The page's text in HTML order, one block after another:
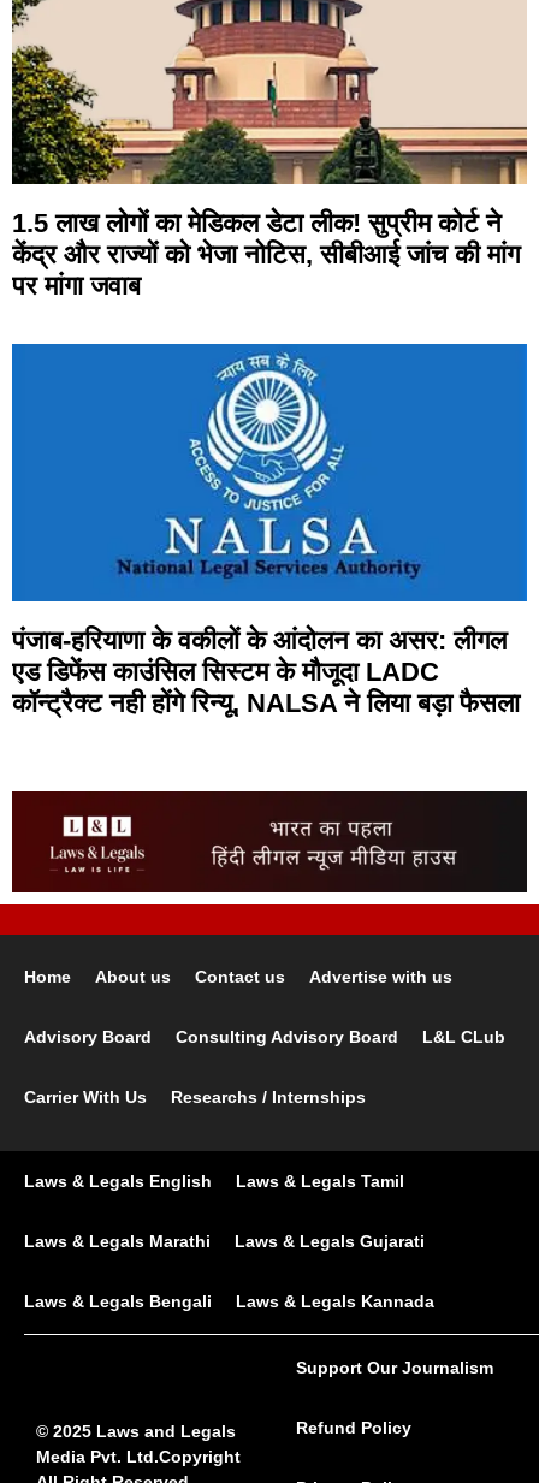
1.5 लाख लोगों का मेडिकल डेटा लीक! सुप्रीम कोर्ट ने
केंद्र और राज्यों को भेजा नोटिस, सीबीआई जांच की मांग
पर मांगा जवाब
पंजाब-हरियाणा के वकीलों के आंदोलन का असर: लीगल
एड डिफेंस काउंसिल सिस्टम के मौजूदा LADC
कॉन्ट्रैक्ट नही होंगे रिन्यू, NALSA ने लिया बड़ा फैसला
Home About us Contact us Advertise with us
Advisory Board Consulting Advisory Board L&L CLub
Carrier With Us Researchs / Internships
Laws & Legals English Laws & Legals Tamil
Laws & Legals Marathi Laws & Legals Gujarati
Laws & Legals Bengali Laws & Legals Kannada
© 2025 Laws and Legals
Media Pvt. Ltd.Copyright
Support Our Journalism
Refund Policy